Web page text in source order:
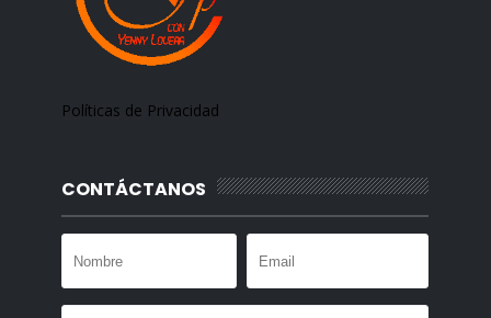
Políticas de Privacidad
CONTÁCTANOS